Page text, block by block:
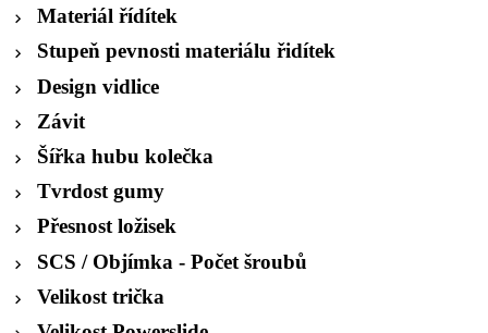
Materiál řídítek
Stupeň pevnosti materiálu řidítek
Design vidlice
Závit
Šířka hubu kolečka
Tvrdost gumy
Přesnost ložisek
SCS / Objímka - Počet šroubů
Velikost trička